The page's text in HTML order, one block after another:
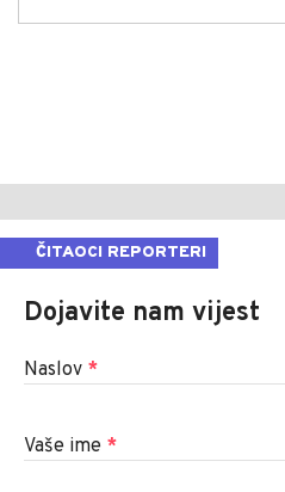
ČITAOCI REPORTERI
Dojavite nam vijest
Naslov *
Vaše ime *